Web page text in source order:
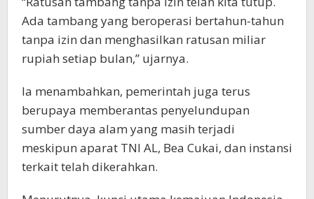
Ada tambang yang beroperasi bertahun-tahun
tanpa izin dan menghasilkan ratusan miliar
rupiah setiap bulan,” ujarnya.
Ia menambahkan, pemerintah juga terus
berupaya memberantas penyelundupan
sumber daya alam yang masih terjadi
meskipun aparat TNI AL, Bea Cukai, dan instansi
terkait telah dikerahkan.